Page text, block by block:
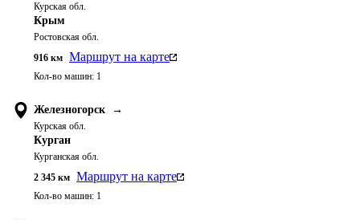
Курская обл.
Крым
Ростовская обл.
916 км Маршрут на карте
Кол-во машин: 1
Железногорск →
Курская обл.
Курган
Курганская обл.
2 345 км Маршрут на карте
Кол-во машин: 1